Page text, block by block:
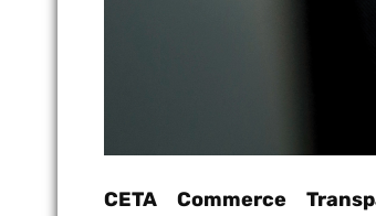
CETA Commerce